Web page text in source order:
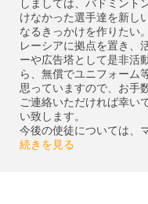
しましては、バドミント
けなかった選手達を新し
なるきっかけを作りたい
レーシアに拠点を置き、
ーや広告塔として是非活
ら、無償でユニフォーム
思っていますので、お手
ご連絡いただければ幸い
い致します。
今後の使徒については、
続きを見る